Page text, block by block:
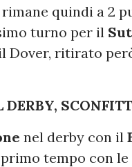
quindi a 2
turno per il
Dover, ritirato
nel derby con il
tempo con